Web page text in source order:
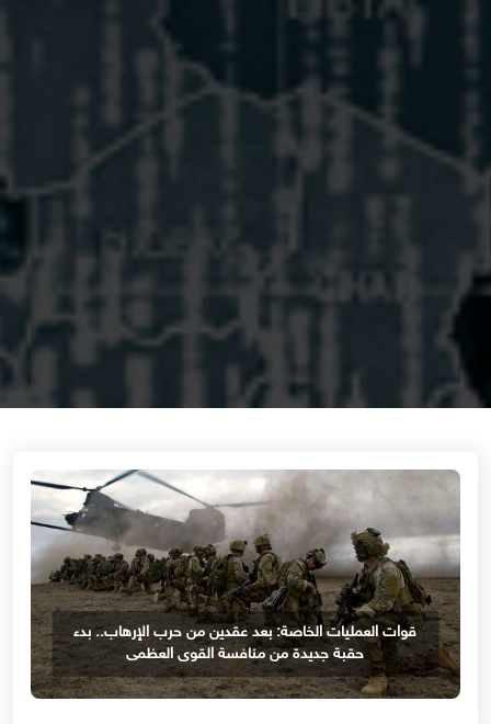
قوات العمليات الخاصة: بعد عقدين من حرب الإرهاب.. بدء
حقبة جديدة من منافسة القوى العظمى